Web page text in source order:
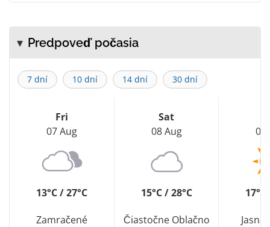
Predpoveď počasia
7 dní 10 dní 14 dní 30 dní
Fri
07 Aug
13°C / 27°C
Zamračené
Sat
08 Aug
15°C / 28°C
Čiastočne Oblačno
09
17°C
Jasná